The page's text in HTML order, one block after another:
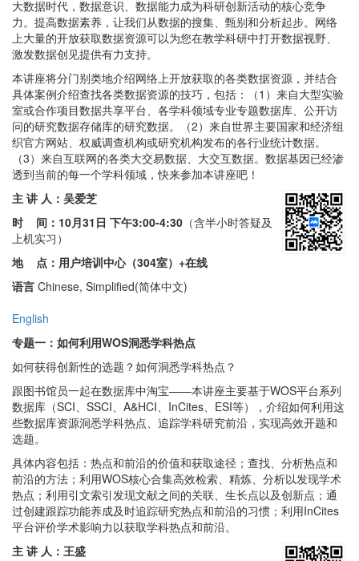
大数据时代，数据意识、数据能力成为科研创新活动的核心竞争
力。提高数据素养，让我们从数据的搜集、甄别和分析起步。网络
上大量的开放获取数据资源可以为您在教学科研中打开数据视野、
激发数据创见提供有力支持。
本讲座将分门别类地介绍网络上开放获取的各类数据资源，并结合
具体案例介绍查找各类数据资源的技巧，包括：（1）来自大型实验
室或合作项目数据共享平台、各学科领域专业专题数据库、公开访
问的研究数据存储库的研究数据。（2）来自世界主要国家和经济组
织官方网站、权威调查机构或研究机构发布的各行业统计数据。
（3）来自互联网的各类大交易数据、大交互数据。数据基因已经渗
透到当前的每一个学科领域，快来参加本讲座吧！
主 讲 人：吴爱芝
时 间： 10月31日 下午3:00-4:30 （含半小时答疑及
上机实习）
地 点：用户培训中心（304室）+在线
语言 Chinese, Simplified(简体中文)
English
专题一：如何利用WOS洞悉学科热点
如何获得创新性的选题？如何洞悉学科热点？
跟图书馆员一起在数据库中淘宝——本讲座主要基于WOS平台系列
数据库（SCI、SSCI、A&HCI、InCites、ESI等），介绍如何利用这
些数据库资源洞悉学科热点、追踪学科研究前沿，实现高效开题和
选题。
具体内容包括：热点和前沿的价值和获取途径；查找、分析热点和
前沿的方法；利用WOS核心合集高效检索、精炼、分析以发现学术
热点；利用引文索引发现文献之间的关联、生长点以及创新点；通
过创建跟踪功能养成及时追踪研究热点和前沿的习惯；利用InCites
平台评价学术影响力以获取学科热点和前沿。
主 讲 人：王盛